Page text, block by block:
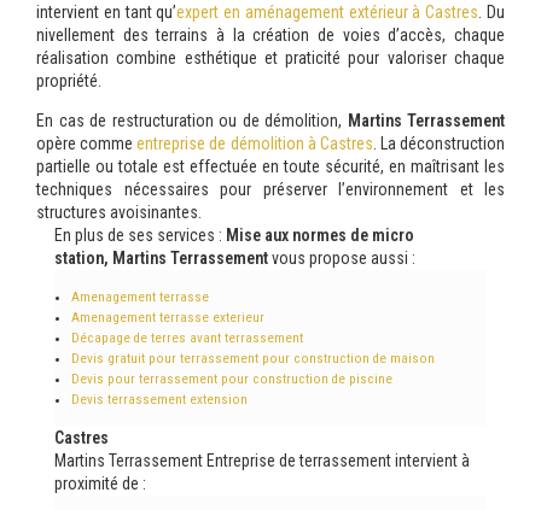
intervient en tant qu’expert en aménagement extérieur à Castres . Du
nivellement des terrains à la création de voies d’accès, chaque
réalisation combine esthétique et praticité pour valoriser chaque
propriété.
En cas de restructuration ou de démolition, Martins Terrassement
opère commeentreprise de démolition à Castres . La déconstruction
partielle ou totale est effectuée en toute sécurité, en maîtrisant les
techniques nécessaires pour préserver l’environnement et les
structures avoisinantes.
En plus de ses services : Mise aux normes de micro
station, Martins Terrassementvous propose aussi :
Amenagement terrasse
Amenagement terrasse exterieur
Décapage de terres avant terrassement
Devis gratuit pour terrassement pour construction de maison
Devis pour terrassement pour construction de piscine
Devis terrassement extension
Castres
Martins Terrassement Entreprise de terrassement intervient à
proximité de :